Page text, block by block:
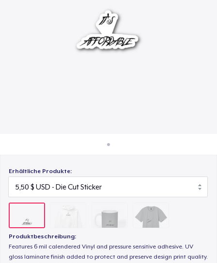
Überall verkaufen
Etwas verkaufen
Erhältliche Produkte:
Produktbeschreibung:
Features 6 mil calendered Vinyl and pressure sensitive adhesive. UV
gloss laminate finish added to protect and preserve design print quality.